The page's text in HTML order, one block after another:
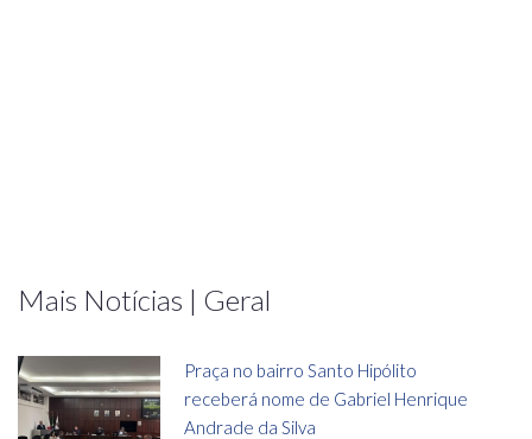
Mais Notícias | Geral
Praça no bairro Santo Hipólito
receberá nome de Gabriel Henrique
Andrade da Silva